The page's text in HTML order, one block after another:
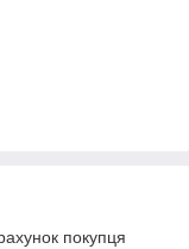
покупця